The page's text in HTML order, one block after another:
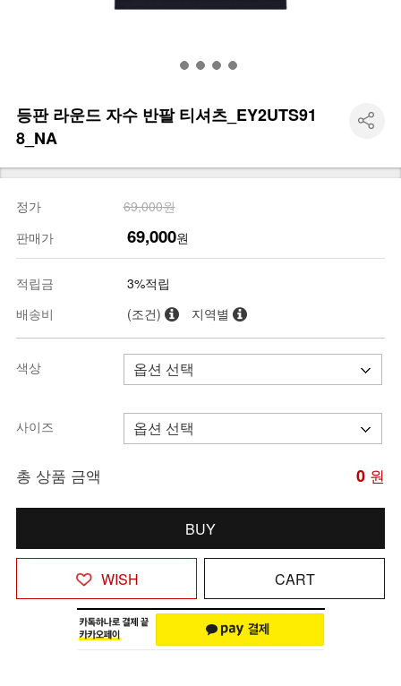
등판 라운드 자수 반팔 티셔츠_EY2UTS91
8_NA
정가
69,000원
판매가
69,000원
적립금
3%적립
배송비
(조건) 지역별
색상
사이즈
총 상품 금액 0 원
BUY
WISH CART